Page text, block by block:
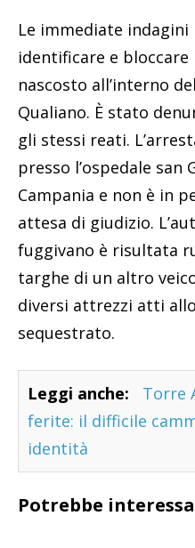
Le immediate
identificare e
nascosto all’interno
Qualiano. È stato
gli stessi reati.
presso l’ospedale san
Campania e non è in
attesa di giudizio.
fuggivano è risultata
targhe di un altro
diversi attrezzi atti
sequestrato.
Leggi anche:
Torre
ferite: il difficile
identità
Potrebbe